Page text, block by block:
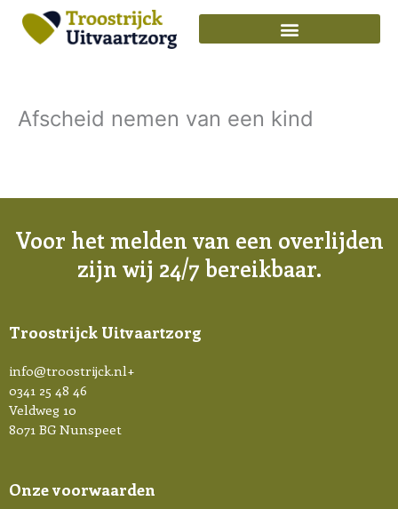
naar
Afscheid nemen van een kind
Voor het melden van een overlijden
zijn wij 24/7 bereikbaar.
Troostrijck Uitvaartzorg
info@troostrijck.nl+
0341 25 48 46
Veldweg 10
8071 BG Nunspeet
Onze voorwaarden